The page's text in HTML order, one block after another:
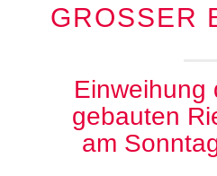
GROSSER
Einweihung
gebauten
am